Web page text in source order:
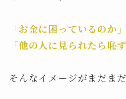
「お金に困っているのか」
「他の人に見られたら恥
そんなイメージがまだまだ